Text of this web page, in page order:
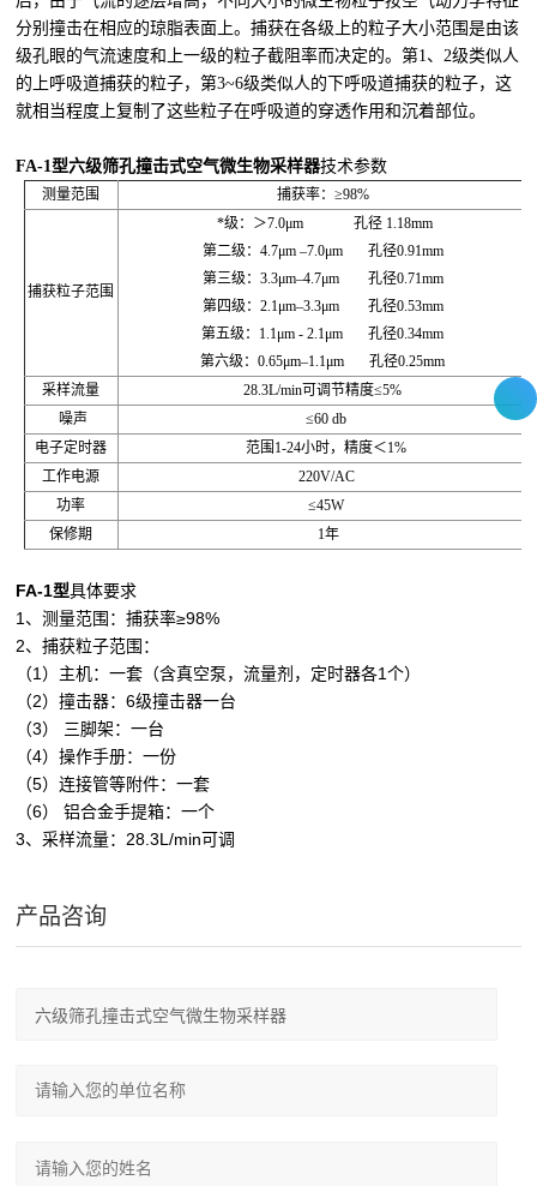
分别撞击在相应的琼脂表面上。捕获在各级上的粒子大小范围是由该
级孔眼的气流速度和上一级的粒子截阻率而决定的。第1、2级类似人
的上呼吸道捕获的粒子，第3~6级类似人的下呼吸道捕获的粒子，这
就相当程度上复制了这些粒子在呼吸道的穿透作用和沉着部位。
FA-1型六级筛孔撞击式空气微生物采样器技术参数
测量范围 捕获率：≥98%
捕获粒子范围
*级：＞7.0μm 孔径 1.18mm
第二级：4.7μm –7.0μm 孔径0.91mm
第三级：3.3μm–4.7μm 孔径0.71mm
第四级：2.1μm–3.3μm 孔径0.53mm
第五级：1.1μm - 2.1μm 孔径0.34mm
第六级：0.65μm–1.1μm 孔径0.25mm
采样流量
28.3L/min可调节精度≤5%
噪声
≤60 db
电子定时器
范围1-24小时，精度＜1%
工作电源
220V/AC
功率
≤45W
保修期
1年
FA-1型具体要求
1、测量范围：捕获率≥98%
2、捕获粒子范围：
（1）主机：一套（含真空泵，流量剂，定时器各1个）
（2）撞击器：6级撞击器一台
（3） 三脚架：一台
（4）操作手册：一份
（5）连接管等附件：一套
（6） 铝合金手提箱：一个
3、采样流量：28.3L/min可调
产品咨询